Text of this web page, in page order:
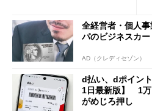
全経営者・個人
パのビジネスカー
AD（クレディセゾン）
d払い、dポイン
1日最新版】 1万
がめじろ押し